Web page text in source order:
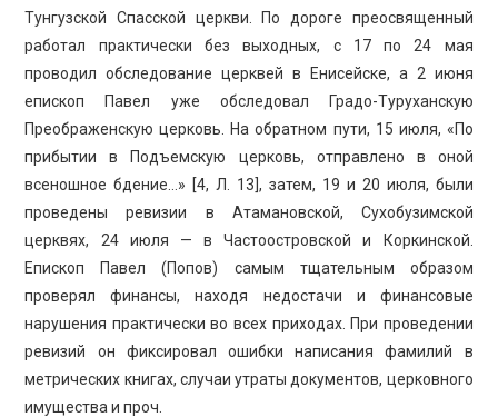
Тунгузской Спасской церкви. По дороге преосвященный
работал практически без выходных, с 17 по 24 мая
проводил обследование церквей в Енисейске, а 2 июня
епископ Павел уже обследовал Градо-Туруханскую
Преображенскую церковь. На обратном пути, 15 июля, «По
прибытии в Подъемскую церковь, отправлено в оной
всеношное бдение…» [4, Л. 13], затем, 19 и 20 июля, были
проведены ревизии в Атамановской, Сухобузимской
церквях, 24 июля — в Частоостровской и Коркинской.
Епископ Павел (Попов) самым тщательным образом
проверял финансы, находя недостачи и финансовые
нарушения практически во всех приходах. При проведении
ревизий он фиксировал ошибки написания фамилий в
метрических книгах, случаи утраты документов, церковного
имущества и проч.